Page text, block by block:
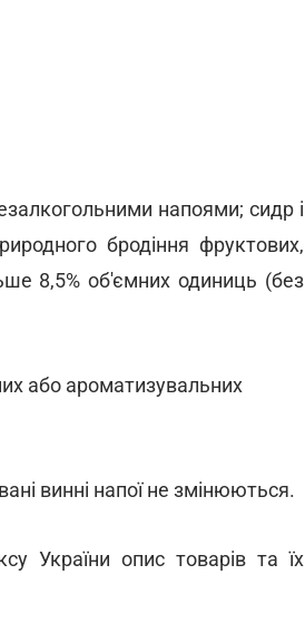
напоями; сидр і
бродіння фруктових,
8,5% об'ємних одиниць (без
або ароматизувальних
винні напої не змінюються.
України опис товарів та їх